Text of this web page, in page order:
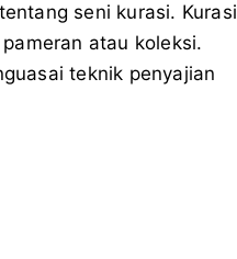
seni kurasi. Kurasi
atau koleksi.
teknik penyajian